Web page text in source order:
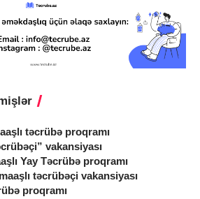
təcrübə proqramı
vakansiyası
Yay Təcrübə proqramı
təcrübəçi vakansiyası
proqramı